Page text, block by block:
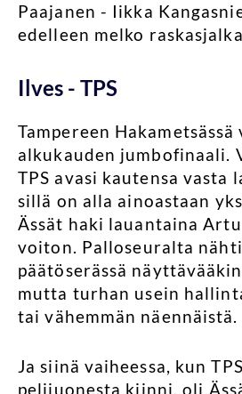
Paajanen - Iikka
edelleen melko
Ilves - TPS
Tampereen Hakametsässä
alkukauden jumbofinaali.
TPS avasi kautensa vasta
sillä on alla ainoastaan
Ässät haki lauantaina
voiton. Palloseuralta
päätöserässä
mutta turhan usein
tai vähemmän näennäistä.
Ja siinä vaiheessa, kun
pelijuonesta kiinni, oli